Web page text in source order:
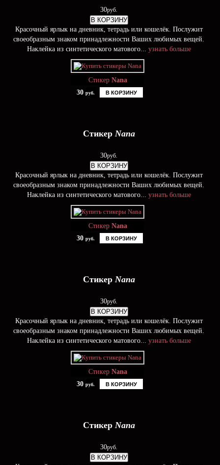
30руб.
В КОРЗИНУ
Красочный ярлык на дневник, тетрадь или кошелёк. Послужит
своеобразным знаком принадлежности Ваших любимых вещей.
Наклейка из синтетического матового... узнать больше
Стикер Nana
30 руб. В КОРЗИНУ
Стикер Nana
30руб.
В КОРЗИНУ
Красочный ярлык на дневник, тетрадь или кошелёк. Послужит
своеобразным знаком принадлежности Ваших любимых вещей.
Наклейка из синтетического матового... узнать больше
Стикер Nana
30 руб. В КОРЗИНУ
Стикер Nana
30руб.
В КОРЗИНУ
Красочный ярлык на дневник, тетрадь или кошелёк. Послужит
своеобразным знаком принадлежности Ваших любимых вещей.
Наклейка из синтетического матового... узнать больше
Стикер Nana
30 руб. В КОРЗИНУ
Стикер Nana
30руб.
В КОРЗИНУ